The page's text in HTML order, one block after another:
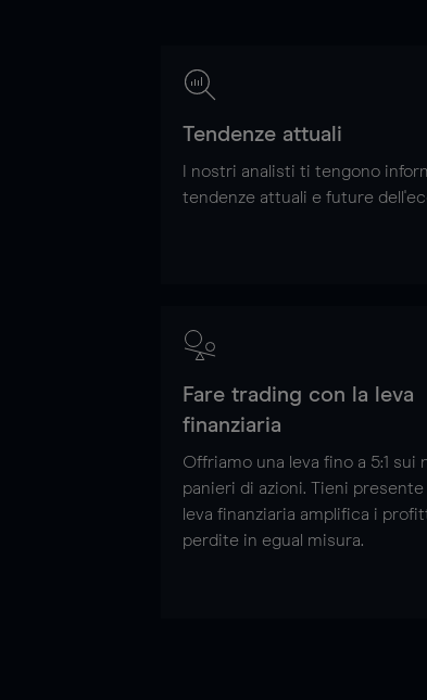
Tendenze attuali
I nostri analisti ti tengono
tendenze attuali e future
Fare trading con la leva
finanziaria
Offriamo una leva fino a 5:1 sui
panieri di azioni. Tieni presente
leva finanziaria amplifica i
perdite in egual misura.